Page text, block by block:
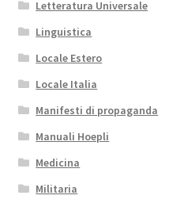
Letteratura Universale
Linguistica
Locale Estero
Locale Italia
Manifesti di propaganda
Manuali Hoepli
Medicina
Militaria